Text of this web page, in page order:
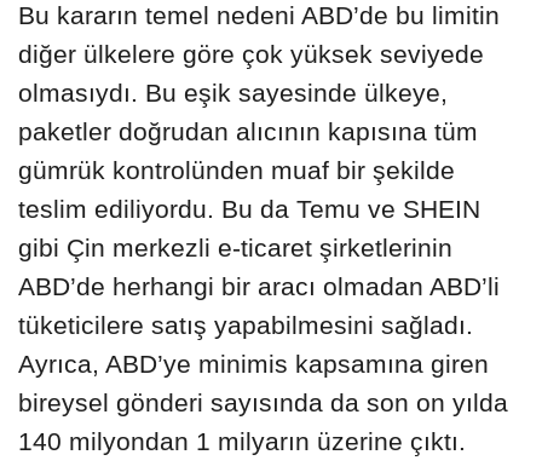
Bu kararın temel nedeni ABD’de bu limitin
diğer ülkelere göre çok yüksek seviyede
olmasıydı. Bu eşik sayesinde ülkeye,
paketler doğrudan alıcının kapısına tüm
gümrük kontrolünden muaf bir şekilde
teslim ediliyordu. Bu da Temu ve SHEIN
gibi Çin merkezli e-ticaret şirketlerinin
ABD’de herhangi bir aracı olmadan ABD’li
tüketicilere satış yapabilmesini sağladı.
Ayrıca, ABD’ye minimis kapsamına giren
bireysel gönderi sayısında da son on yılda
140 milyondan 1 milyarın üzerine çıktı.